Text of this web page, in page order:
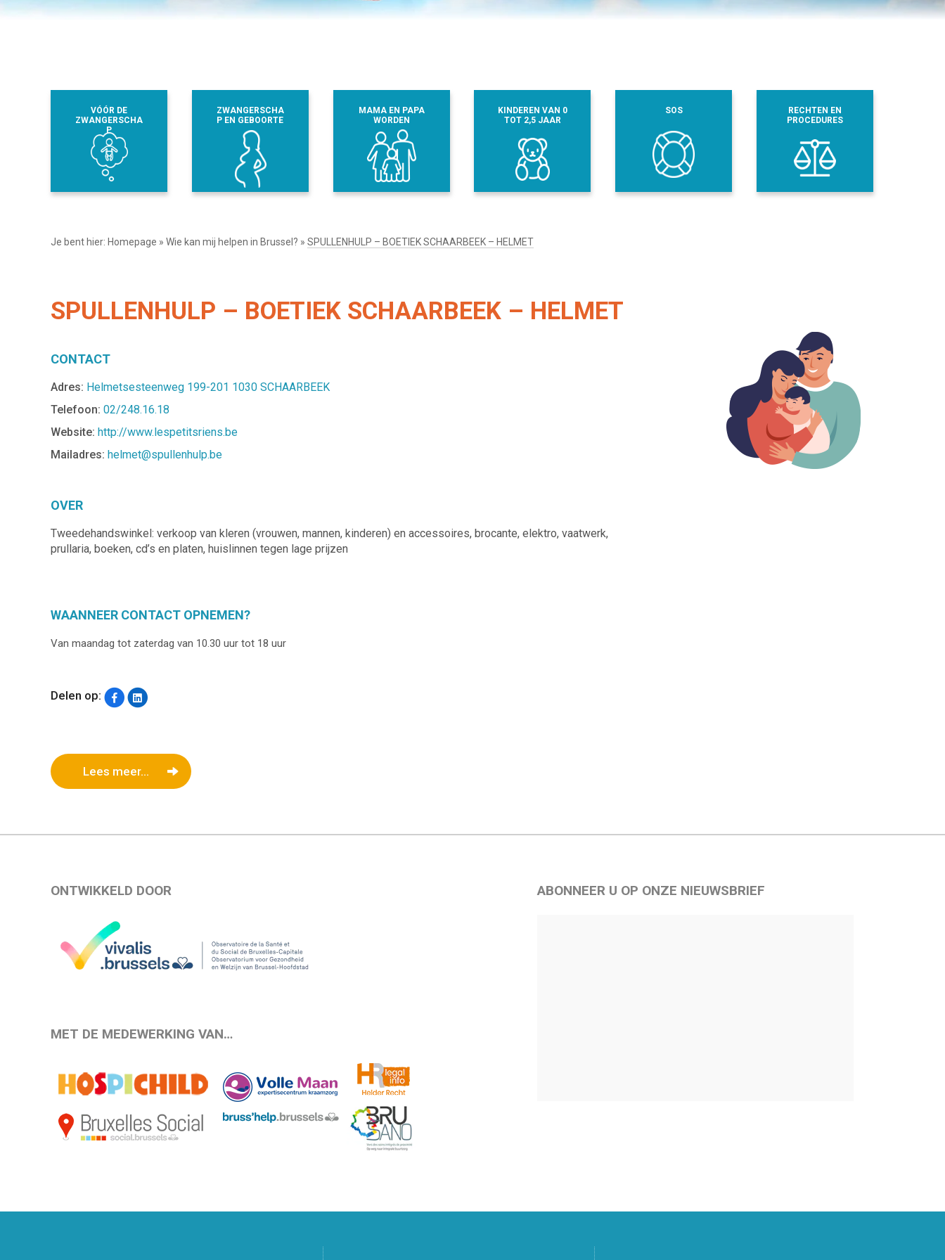
VÓÓR DE
ZWANGERSCHA
P
ZWANGERSCHA
P EN GEBOORTE
MAMA EN PAPA
WORDEN
KINDEREN VAN 0
TOT 2,5 JAAR
SOS
RECHTEN EN
PROCEDURES
Je bent hier: Homepage » Wie kan mij helpen in Brussel? » SPULLENHULP – BOETIEK SCHAARBEEK – HELMET
SPULLENHULP – BOETIEK SCHAARBEEK – HELMET
CONTACT
Adres: Helmetsesteenweg 199-201 1030 SCHAARBEEK
Telefoon: 02/248.16.18
Website: http://www.lespetitsriens.be
Mailadres: helmet@spullenhulp.be
OVER
Tweedehandswinkel: verkoop van kleren (vrouwen, mannen, kinderen) en accessoires, brocante, elektro, vaatwerk,
prullaria, boeken, cd’s en platen, huislinnen tegen lage prijzen
WAANNEER CONTACT OPNEMEN?
Van maandag tot zaterdag van 10.30 uur tot 18 uur
Delen op:
Lees meer...
ONTWIKKELD DOOR
MET DE MEDEWERKING VAN…
ABONNEER U OP ONZE NIEUWSBRIEF